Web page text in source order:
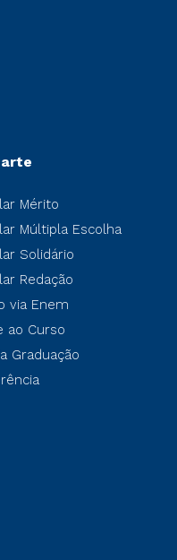
Mérito
Múltipla Escolha
Solidário
Redação
via Enem
ao Curso
Graduação